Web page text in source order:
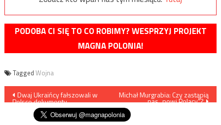
PODOBA CI SIĘ TO CO ROBIMY? WESPRZYJ PROJEKT
MAGNA POLONIA!
Tagged Wojna
Nawigacja
wpisu
Dwaj Ukraińcy fałszowali w
Polsce dokumenty
Michał Murgrabia: Czy zastąpią
nas „nowi Polacy”?